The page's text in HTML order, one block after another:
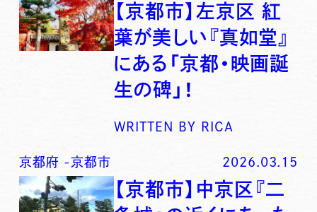
【京都市】左京区 紅
葉が美しい『真如堂』
にある「京都・映画誕
生の碑」！
WRITTEN BY RICA
京都府 -京都市 2026.03.15
【京都市】中京区『二